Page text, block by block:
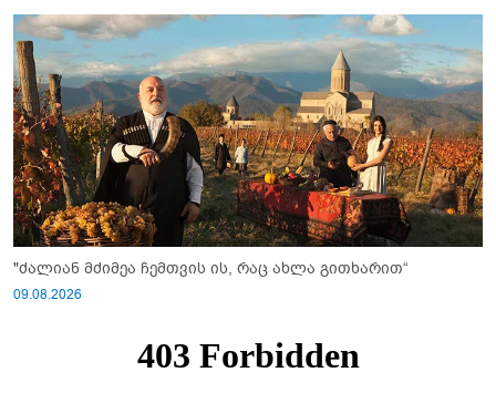
"ძალიან მძიმეა ჩემთვის ის, რაც ახლა გითხარით“
09.08.2026